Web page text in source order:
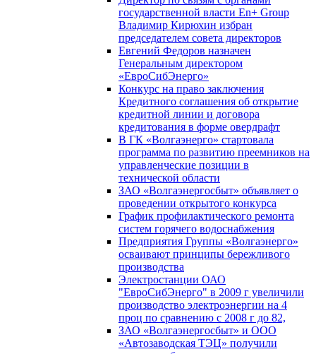
государственной власти En+ Group
Владимир Кирюхин избран
председателем совета директоров
Евгений Федоров назначен
Генеральным директором
«ЕвроСибЭнерго»
Конкурс на право заключения
Кредитного соглашения об открытие
кредитной линии и договора
кредитования в форме овердрафт
В ГК «Волгаэнерго» стартовала
программа по развитию преемников на
управленческие позиции в
технической области
ЗАО «Волгаэнергосбыт» объявляет о
проведении открытого конкурса
График профилактического ремонта
систем горячего водоснабжения
Предприятия Группы «Волгаэнерго»
осваивают принципы бережливого
производства
Электростанции ОАО
"ЕвроСибЭнерго" в 2009 г увеличили
производство электроэнергии на 4
проц по сравнению с 2008 г до 82,
ЗАО «Волгаэнергосбыт» и ООО
«Автозаводская ТЭЦ» получили